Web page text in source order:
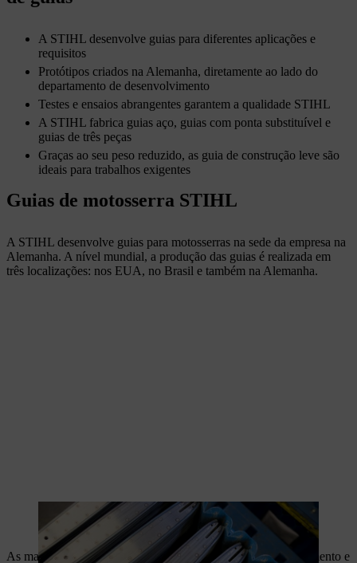
A STIHL desenvolve guias para diferentes aplicações e
requisitos
Protótipos criados na Alemanha, diretamente ao lado do
departamento de desenvolvimento
Testes e ensaios abrangentes garantem a qualidade STIHL
A STIHL fabrica guias aço, guias com ponta substituível e
guias de três peças
Graças ao seu peso reduzido, as guia de construção leve são
ideais para trabalhos exigentes
Guias de motosserra STIHL
A STIHL desenvolve guias para motosserras na sede da empresa na
Alemanha. A nível mundial, a produção das guias é realizada em
três localizações: nos EUA, no Brasil e também na Alemanha.
Algumas barras-guia da STIHL são produzidas diretamente em
Waiblingen.
As mais de 100 barras-guia disponíveis divergem em comprimento e